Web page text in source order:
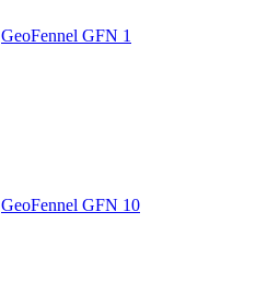
GeoFennel GFN 1
GeoFennel GFN 10